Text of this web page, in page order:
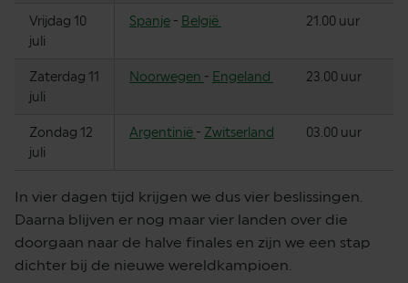
Vrijdag 10
juli
Spanje - België 21.00 uur
Zaterdag 11
juli
Noorwegen - Engeland 23.00 uur
Zondag 12
juli
Argentinië - Zwitserland 03.00 uur
In vier dagen tijd krijgen we dus vier beslissingen.
Daarna blijven er nog maar vier landen over die
doorgaan naar de halve finales en zijn we een stap
dichter bij de nieuwe wereldkampioen.